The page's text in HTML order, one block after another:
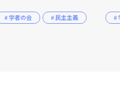
# 学者の会
# 民主主義
#